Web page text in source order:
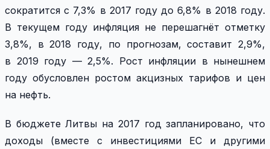
сократится с 7,3% в 2017 году до 6,8% в 2018 году.
В текущем году инфляция не перешагнёт отметку
3,8%, в 2018 году, по прогнозам, составит 2,9%,
в 2019 году — 2,5%. Рост инфляции в нынешнем
году обусловлен ростом акцизных тарифов и цен
на нефть.
В бюджете Литвы на 2017 год запланировано, что
доходы (вместе с инвестициями ЕС и другими